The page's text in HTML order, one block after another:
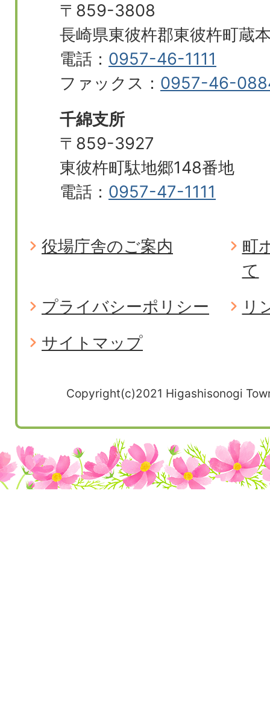
〒859-3808
長崎県東彼杵郡東彼杵町蔵
電話： 0957-46-1111
ファックス： 0957-46-
千綿支所
〒859-3927
東彼杵町駄地郷148番地
電話： 0957-47-1111
役場庁舎のご案内
町
て
プライバシーポリシー
リ
サイトマップ
Copyright(c)2021 Higashisonogi